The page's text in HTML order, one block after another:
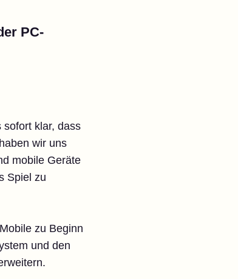
PC-
klar, dass
wir uns
mobile Geräte
Spiel zu
zu Beginn
und den